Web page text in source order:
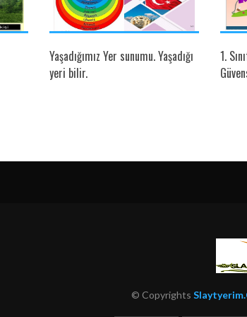
Yaşadığımız Yer sunumu. Yaşadığı
yeri bilir.
1.
© Copyrights